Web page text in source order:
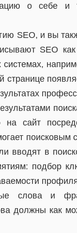
о себе и
SEO, и вы
SEO
системах,
странице
на сайт
вводят в
подбор
слова и
должны как